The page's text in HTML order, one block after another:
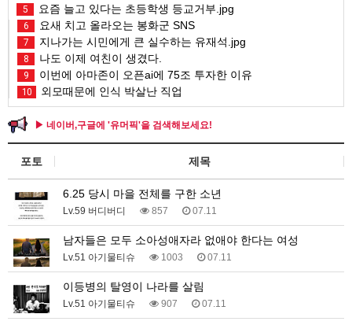
5 요즘 늘고 있다는 초등학생 등교거부.jpg
6 요새 치고 올라오는 봉화군 SNS
7 지나가는 시민에게 큰 실수하는 유재석.jpg
8 나도 이제 여친이 생겼다.
9 이번에 아마존이 오픈ai에 75조 투자한 이유
10 외모때문에 인식 박살난 직업
▶ 네이버,구글에 '유머픽'을 검색해보세요!
포토 제목
6.25 당시 마을 전체를 구한 소년
Lv.59 버디버디 857 07.11
남자들은 모두 소아성애자라 없애야 한다는 여성
Lv.51 아기물티슈 1003 07.11
이등병의 탈영이 나라를 살림
Lv.51 아기물티슈 907 07.11